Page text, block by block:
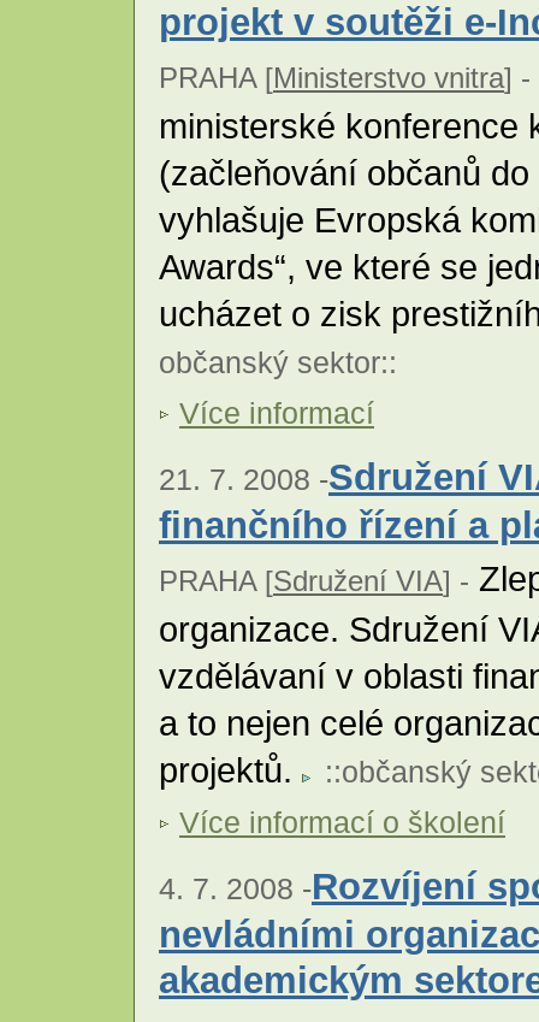
projekt v soutěži e-
PRAHA [Ministerstvo vnitra] -
ministerské konference
(začleňování občanů
vyhlašuje Evropská
Awards“, ve které se
ucházet o zisk
občanský sektor::
Více informací
21. 7. 2008 -Sdružení
finančního řízení a
PRAHA [Sdružení VIA] -
organizace. Sdružení
vzdělávaní v oblasti
a to nejen celé
projektů.
::občanský
Více informací o školení
4. 7. 2008 -Rozvíjení
nevládními
akademickým